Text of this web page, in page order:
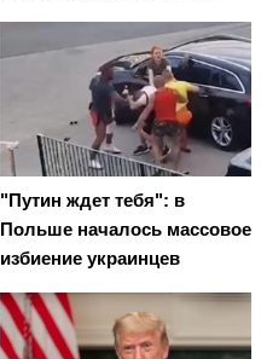
"Путин ждет тебя": в
Польше началось массовое
избиение украинцев